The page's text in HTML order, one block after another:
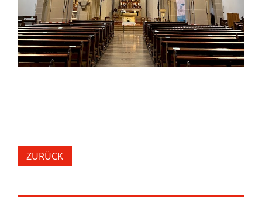
ZURÜCK